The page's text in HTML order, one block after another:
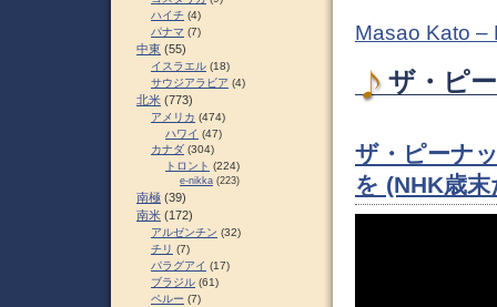
Masao Kato –
ザ・ピ
ザ・ピーナ
を (NHK歳
ハイチ (4)
パナマ (7)
中東 (55)
イスラエル (18)
サウジアラビア (4)
北米 (773)
アメリカ (474)
ハワイ (47)
カナダ (304)
トロント (224)
e-nikka (223)
南極 (39)
南米 (172)
アルゼンチン (32)
チリ (7)
パラグアイ (17)
ブラジル (61)
ペルー (7)